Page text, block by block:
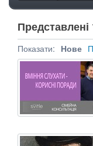
Представлені
Показати: Нове